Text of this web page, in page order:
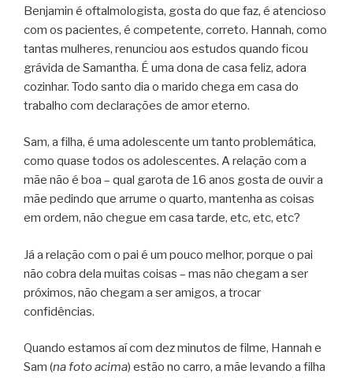
Benjamin é oftalmologista, gosta do que faz, é atencioso
com os pacientes, é competente, correto. Hannah, como
tantas mulheres, renunciou aos estudos quando ficou
grávida de Samantha. É uma dona de casa feliz, adora
cozinhar. Todo santo dia o marido chega em casa do
trabalho com declarações de amor eterno.
Sam, a filha, é uma adolescente um tanto problemática,
como quase todos os adolescentes. A relação com a
mãe não é boa – qual garota de 16 anos gosta de ouvir a
mãe pedindo que arrume o quarto, mantenha as coisas
em ordem, não chegue em casa tarde, etc, etc, etc?
Já a relação com o pai é um pouco melhor, porque o pai
não cobra dela muitas coisas – mas não chegam a ser
próximos, não chegam a ser amigos, a trocar
confidências.
Quando estamos aí com dez minutos de filme, Hannah e
Sam (na foto acima) estão no carro, a mãe levando a filha